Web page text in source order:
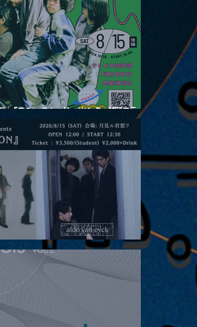
『巷のmyストーリー/センター"訳"フラ
月見ルpre.『POLYHEDRON』